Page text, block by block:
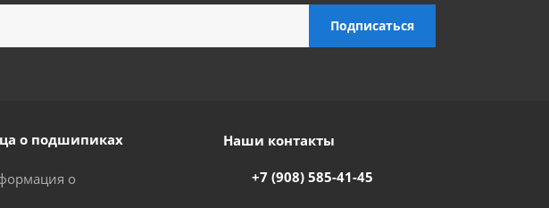
о подшипиках
о
Наши контакты
+7 (908) 585-41-45